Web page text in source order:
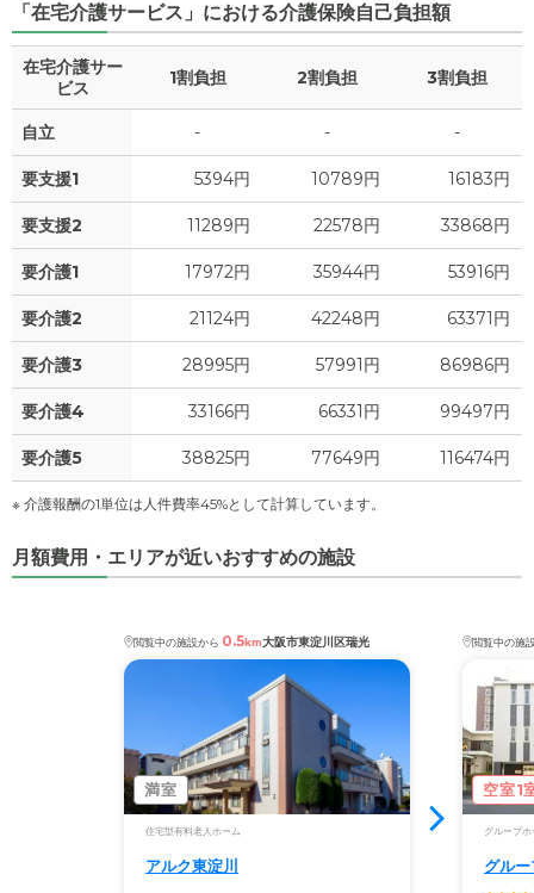
「在宅介護サービス」における介護保険自己負担額
在宅介護サー
ビス
1割負担 2割負担 3割負担
自立 - - -
要支援1 5394円 10789円 16183円
要支援2 11289円 22578円 33868円
要介護1 17972円 35944円 53916円
要介護2 21124円 42248円 63371円
要介護3 28995円 57991円 86986円
要介護4 33166円 66331円 99497円
要介護5 38825円 77649円 116474円
※ 介護報酬の1単位は人件費率45%として計算しています。
月額費用・エリアが近いおすすめの施設
閲覧中の施設から 0.5km大阪市東淀川区瑞光
満室
住宅型有料老人ホーム
アルク東淀川
閲覧中の施
空室1
グループホ
グル